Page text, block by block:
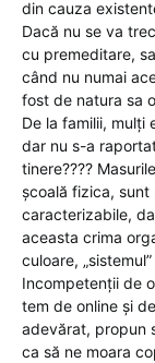
din cauza
Dacă nu se va
cu premeditare,
când nu numai
fost de natura sa
De la familii, mulți
dar nu s-a
tinere????
școală fizica,
caracterizabile,
aceasta crima
culoare,
Incompetenții de
tem de online și
adevărat, propun
ca să ne moara